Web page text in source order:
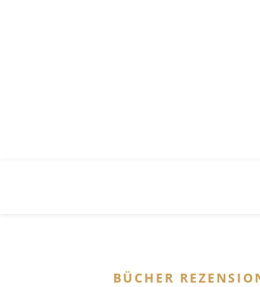
BÜCHER